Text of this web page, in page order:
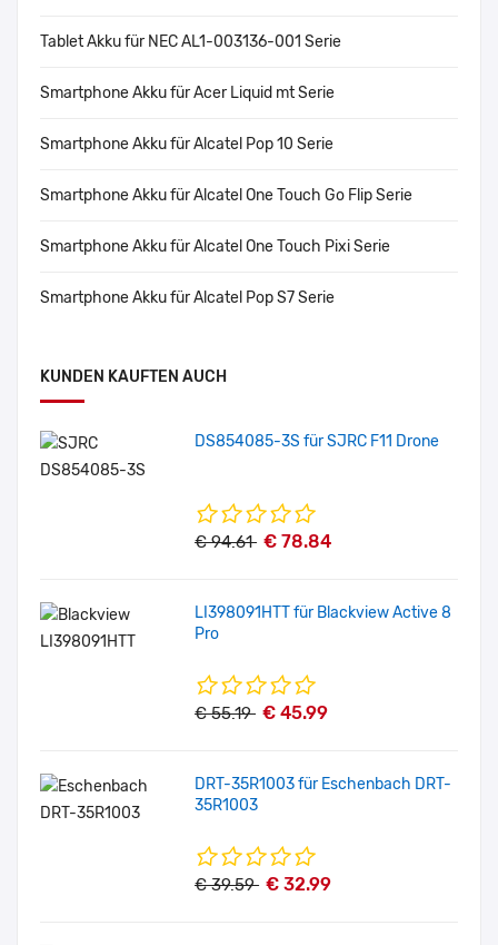
Tablet Akku für NEC AL1-003136-001 Serie
Smartphone Akku für Acer Liquid mt Serie
Smartphone Akku für Alcatel Pop 10 Serie
Smartphone Akku für Alcatel One Touch Go Flip Serie
Smartphone Akku für Alcatel One Touch Pixi Serie
Smartphone Akku für Alcatel Pop S7 Serie
KUNDEN KAUFTEN AUCH
DS854085-3S für SJRC F11 Drone
€ 94.61 € 78.84
LI398091HTT für Blackview Active 8
Pro
€ 55.19 € 45.99
DRT-35R1003 für Eschenbach DRT-
35R1003
€ 39.59 € 32.99